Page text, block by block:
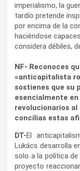
imperialismo, la
tardío pretende
por encima de la
haciéndose
considera débiles,
NF- Reconoces
«anticapitalista
sostienes que su
esencialmente
revolucionarios
concilias estas
DT-El
Lukács desarrolla
solo a la política
proyecto